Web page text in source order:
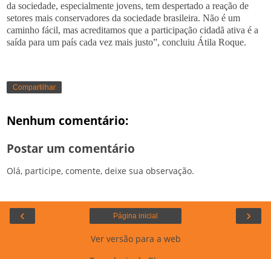
da sociedade, especialmente jovens, tem despertado a reação de
setores mais conservadores da sociedade brasileira. Não é um
caminho fácil, mas acreditamos que a participação cidadã ativa é a
saída para um país cada vez mais justo”, concluiu Átila Roque.
Compartilhar
Nenhum comentário:
Postar um comentário
Olá, participe, comente, deixe sua observação.
‹ ›
Página inicial
Ver versão para a web